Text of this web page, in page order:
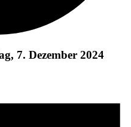
7. Dezember 2024